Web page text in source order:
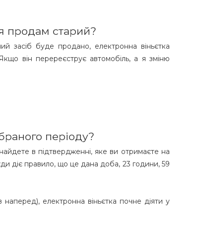
продам старий?
засіб буде продано, електронна віньєтка
він перереєструє автомобіль, а я зміню
періоду?
в підтвердженні, яке ви отримаєте на
діє правило, що це дана доба, 23 години, 59
наперед), електронна віньєтка почне діяти у